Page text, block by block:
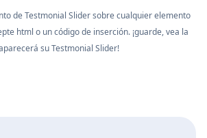
de Testmonial Slider sobre cualquier elemento
html o un código de inserción. ¡guarde, vea la
su Testmonial Slider!